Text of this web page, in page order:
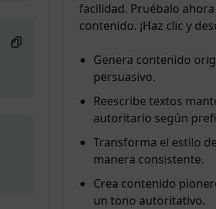
facilidad. Pruébalo
contenido. ¡Haz clic y
Genera contenido
persuasivo.
Reescribe textos
autoritario según
Transforma el estilo
manera consistente.
Crea contenido
un tono autoritativo.